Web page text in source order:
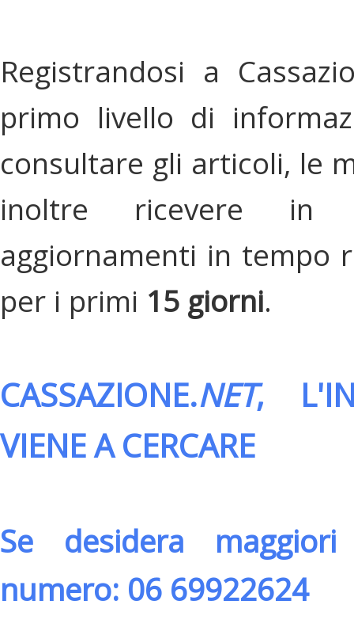
Registrandosi a
primo livello di
consultare gli articoli, le
inoltre ricevere in
aggiornamenti in tempo
per i primi 15 giorni.
CASSAZIONE.NET,
VIENE A CERCARE
Se desidera
numero: 06 69922624